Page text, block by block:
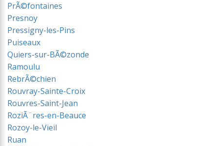
PrÃ©fontaines
Presnoy
Pressigny-les-Pins
Puiseaux
Quiers-sur-BÃ©zonde
Ramoulu
RebrÃ©chien
Rouvray-Sainte-Croix
Rouvres-Saint-Jean
RoziÃ¨res-en-Beauce
Rozoy-le-Vieil
Ruan